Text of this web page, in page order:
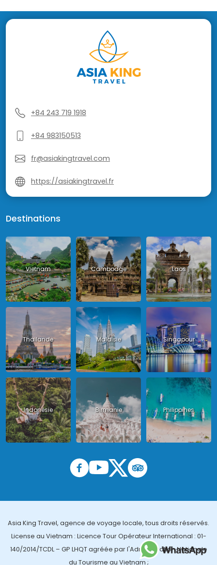
+84 243 719 1918
+84 983150513
fr@asiakingtravel.com
https://asiakingtravel.fr
Destinations
Vietnam Cambodge Laos
Thailande Malaisie Singapour
Indonésie Birmanie Philippines
Asia King Travel, agence de voyage locale, tous droits réservés.
License au Vietnam : Licence Tour Opérateur International : 01-
140/2014/TCDL – GP LHQT agréée par l'Administration Nationale
du Tourisme au Vietnam ;